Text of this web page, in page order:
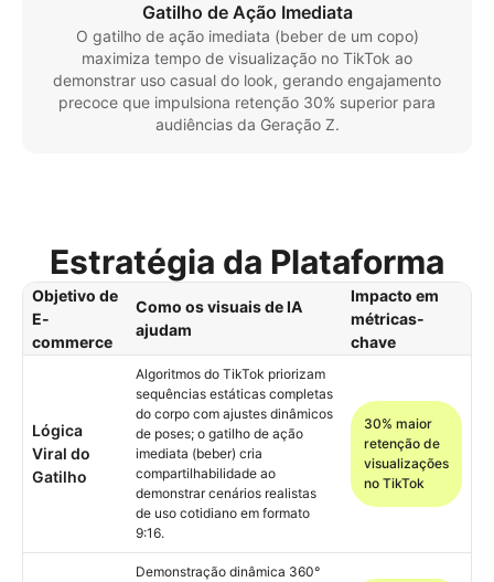
Gatilho de Ação Imediata
O gatilho de ação imediata (beber de um copo)
maximiza tempo de visualização no TikTok ao
demonstrar uso casual do look, gerando engajamento
precoce que impulsiona retenção 30% superior para
audiências da Geração Z.
Estratégia da Plataforma
Objetivo de
E-
commerce
Como os visuais de IA
ajudam
Impacto em
métricas-
chave
Lógica
Viral do
Gatilho
Algoritmos do TikTok priorizam
sequências estáticas completas
do corpo com ajustes dinâmicos
de poses; o gatilho de ação
imediata (beber) cria
compartilhabilidade ao
demonstrar cenários realistas
de uso cotidiano em formato
9:16.
30% maior
retenção de
visualizações
no TikTok
Demonstração dinâmica 360°